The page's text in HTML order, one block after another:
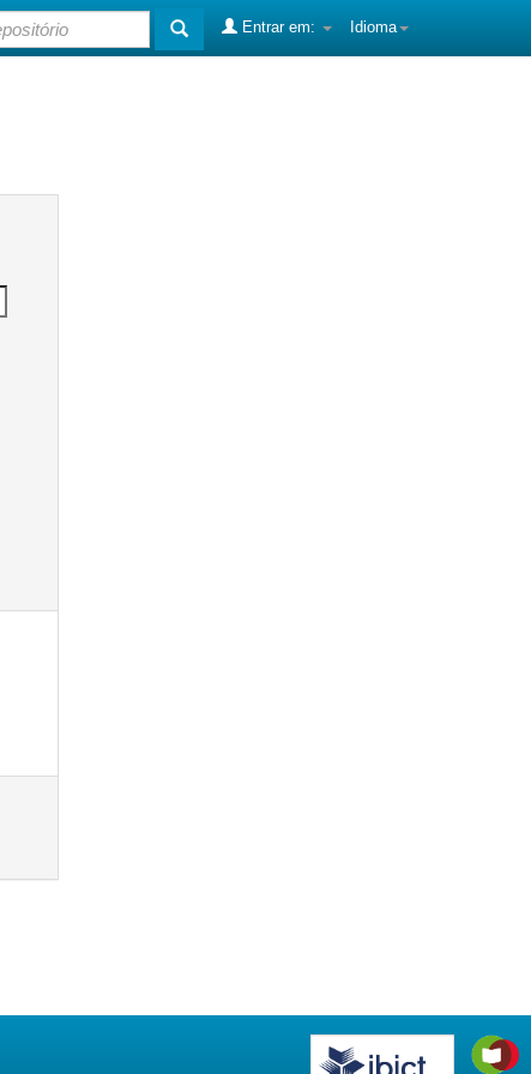
Idioma
Entrar em: